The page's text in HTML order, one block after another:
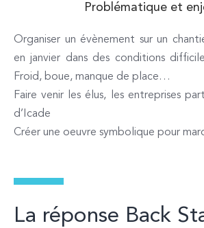
Problématique et
Organiser un évènement sur un
en janvier dans des conditions
Froid, boue, manque de place…
Faire venir les élus, les entreprises
d’Icade
Créer une oeuvre symbolique pour
La réponse Back